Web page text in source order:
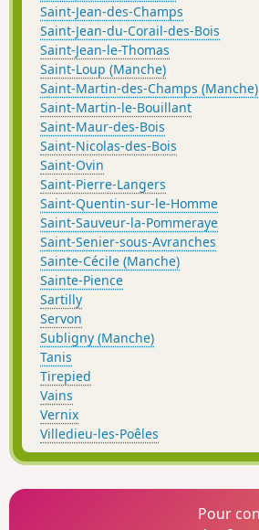
Saint-Jean-des-Champs
Saint-Jean-du-Corail-des-Bois
Saint-Jean-le-Thomas
Saint-Loup (Manche)
Saint-Martin-des-Champs (Manche)
Saint-Martin-le-Bouillant
Saint-Maur-des-Bois
Saint-Nicolas-des-Bois
Saint-Ovin
Saint-Pierre-Langers
Saint-Quentin-sur-le-Homme
Saint-Sauveur-la-Pommeraye
Saint-Senier-sous-Avranches
Sainte-Cécile (Manche)
Sainte-Pience
Sartilly
Servon
Subligny (Manche)
Tanis
Tirepied
Vains
Vernix
Villedieu-les-Poêles
Pour